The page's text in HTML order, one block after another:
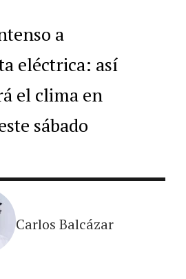
a
eléctrica: así
el clima en
sábado
Carlos Balcázar